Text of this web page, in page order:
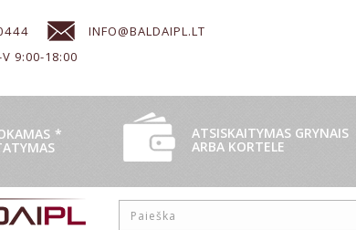
INFO@BALDAIPL.LT
V 9:00-18:00
* ATSISKAITYMAS GRYNAIS
ARBA KORTELE